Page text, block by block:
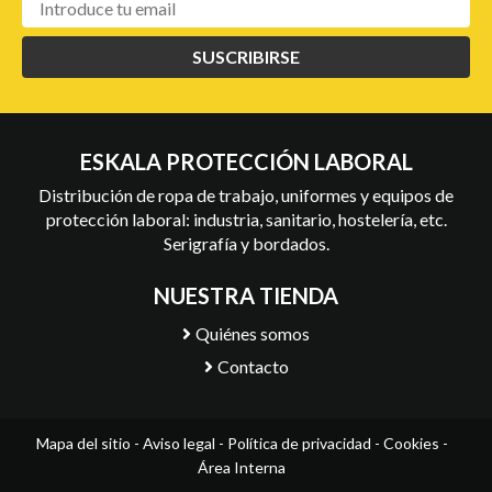
SUSCRIBIRSE
ESKALA PROTECCIÓN LABORAL
Distribución de ropa de trabajo, uniformes y equipos de
protección laboral: industria, sanitario, hostelería, etc.
Serigrafía y bordados.
NUESTRA TIENDA
Quiénes somos
Contacto
Mapa del sitio - Aviso legal - Política de privacidad - Cookies -
Área Interna